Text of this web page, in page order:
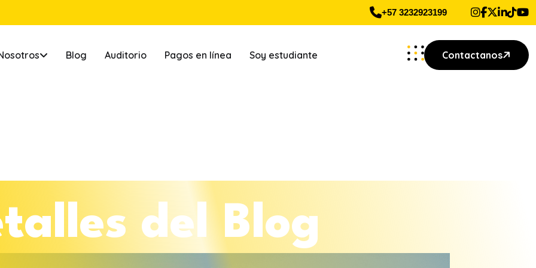
+57 3232923199
Blog Auditorio Pagos en línea Soy estudiante Contactanos
talles del Blog